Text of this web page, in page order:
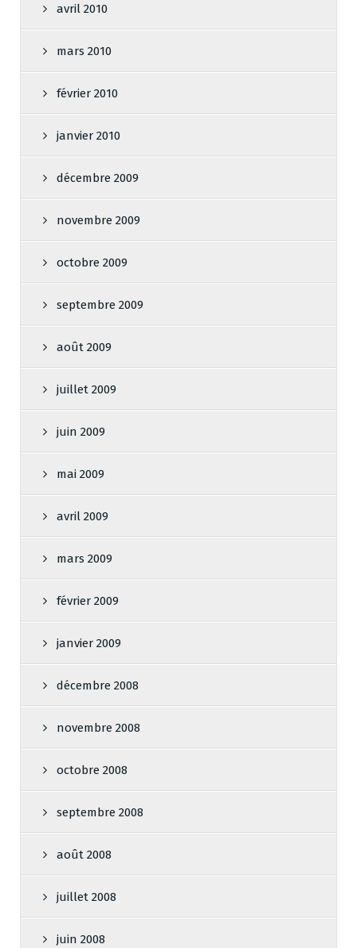
avril 2010
mars 2010
février 2010
janvier 2010
décembre 2009
novembre 2009
octobre 2009
septembre 2009
août 2009
juillet 2009
juin 2009
mai 2009
avril 2009
mars 2009
février 2009
janvier 2009
décembre 2008
novembre 2008
octobre 2008
septembre 2008
août 2008
juillet 2008
juin 2008